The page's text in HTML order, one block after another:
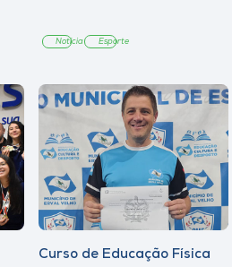
Notícia Esporte
Curso de Educação Física